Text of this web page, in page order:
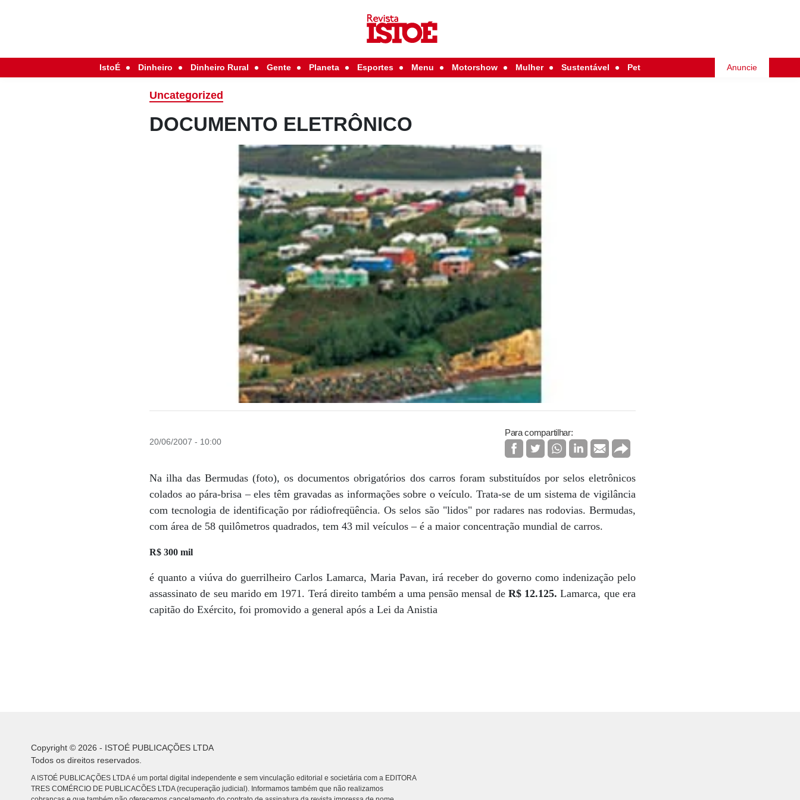
IstoÉ Dinheiro Dinheiro Rural Gente Planeta Esportes Menu Motorshow Mulher Sustentável Pet Anuncie
Uncategorized
DOCUMENTO ELETRÔNICO
20/06/2007 - 10:00
Para compartilhar:
Na ilha das Bermudas (foto), os documentos obrigatórios dos carros foram substituídos por selos eletrônicos
colados ao pára-brisa – eles têm gravadas as informações sobre o veículo. Trata-se de um sistema de vigilância
com tecnologia de identificação por rádiofreqüência. Os selos são "lidos" por radares nas rodovias. Bermudas,
com área de 58 quilômetros quadrados, tem 43 mil veículos – é a maior concentração mundial de carros.
R$ 300 mil
é quanto a viúva do guerrilheiro Carlos Lamarca, Maria Pavan, irá receber do governo como indenização pelo
assassinato de seu marido em 1971. Terá direito também a uma pensão mensal de R$ 12.125. Lamarca, que era
capitão do Exército, foi promovido a general após a Lei da Anistia
Copyright © 2026 - ISTOÉ PUBLICAÇÕES LTDA
Todos os direitos reservados.
A ISTOÉ PUBLICAÇÕES LTDA é um portal digital independente e sem vinculação editorial e societária com a EDITORA
TRES COMÉRCIO DE PUBLICACÕES LTDA (recuperação judicial). Informamos também que não realizamos